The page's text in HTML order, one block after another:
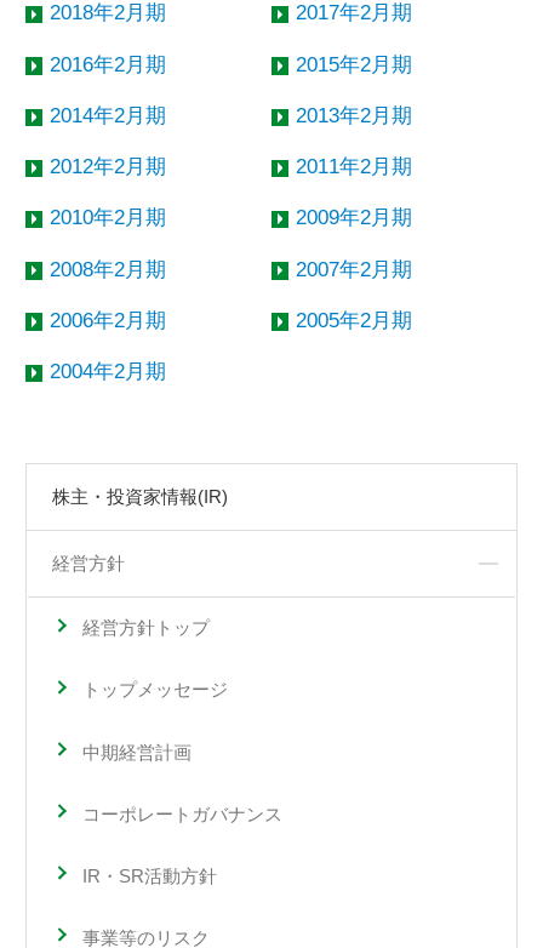
株主・投資家情報(IR)
経営方針
経営方針トップ
トップメッセージ
中期経営計画
コーポレートガバナンス
IR・SR活動方針
事業等のリスク
2018年2月期 2017年2月期
2016年2月期 2015年2月期
2014年2月期 2013年2月期
2012年2月期 2011年2月期
2010年2月期 2009年2月期
2008年2月期 2007年2月期
2006年2月期 2005年2月期
2004年2月期